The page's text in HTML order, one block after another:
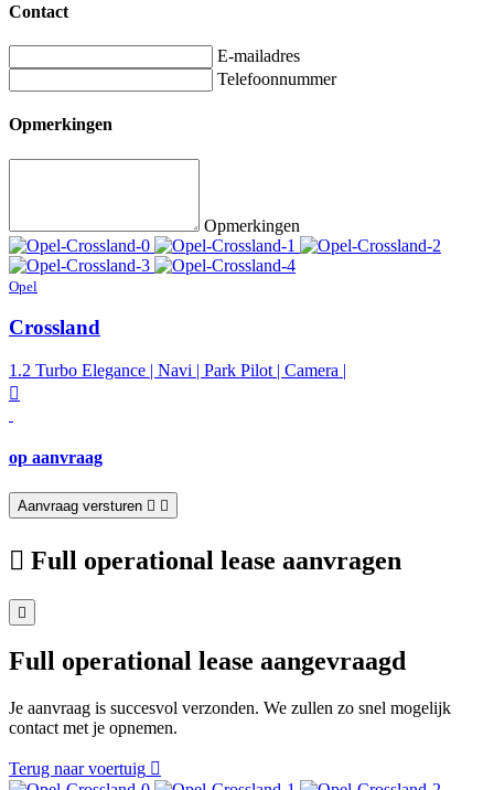
Contact
E-mailadres
Telefoonnummer
Opmerkingen
Opmerkingen
Opel
Crossland
1.2 Turbo Elegance | Navi | Park Pilot | Camera |
op aanvraag
Aanvraag versturen
Full operational lease aanvragen
Full operational lease aangevraagd
Je aanvraag is succesvol verzonden. We zullen zo snel mogelijk
contact met je opnemen.
Terug naar voertuig